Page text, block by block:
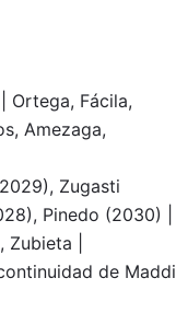
Ortega, Fácila,
Amezaga,
Zugasti
Pinedo (2030) |
|
de Maddi